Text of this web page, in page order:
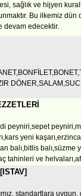
sağlık ve hijyen
Bu ilkemiz
devam edecektir.
peyniri,sepet
yeni
balı,bitlis balı,süzme
tahinleri ve
standartlara